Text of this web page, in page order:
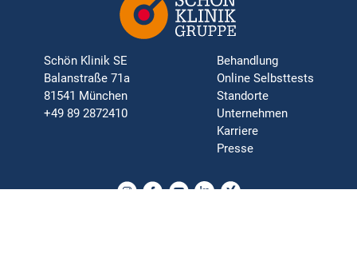
Schön Klinik SE
Balanstraße 71a
81541 München
+49 89 2872410
Behandlung
Online Selbsttests
Standorte
Unternehmen
Karriere
Presse